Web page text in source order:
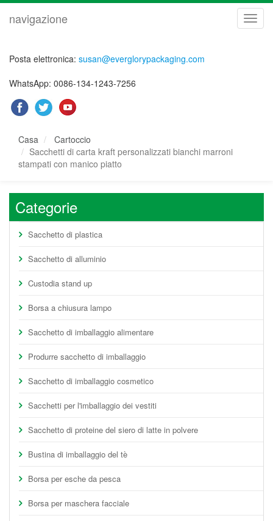
navigazione
Posta elettronica: susan@everglorypackaging.com
WhatsApp: 0086-134-1243-7256
Casa
Cartoccio
Sacchetti di carta kraft personalizzati bianchi marroni
stampati con manico piatto
Categorie
Sacchetto di plastica
Sacchetto di alluminio
Custodia stand up
Borsa a chiusura lampo
Sacchetto di imballaggio alimentare
Produrre sacchetto di imballaggio
Sacchetto di imballaggio cosmetico
Sacchetti per l'imballaggio dei vestiti
Sacchetto di proteine del siero di latte in polvere
Bustina di imballaggio del tè
Borsa per esche da pesca
Borsa per maschera facciale